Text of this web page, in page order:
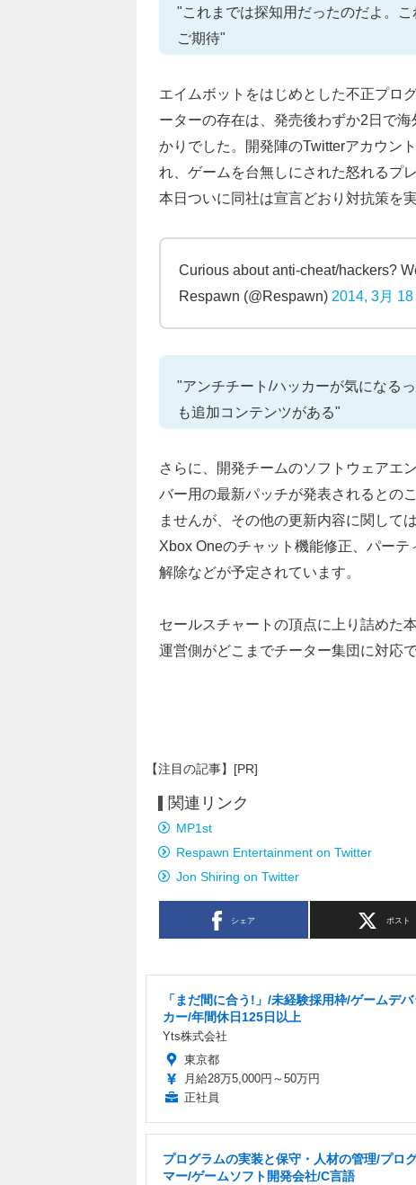
"これまでは探知用だったのだよ。
ご期待"
エイムボットをはじめとした不正プロ
ーターの存在は、発売後わずか2日で
かりでした。開発陣のTwitterアカウン
れ、ゲームを台無しにされた怒れるプ
本日ついに同社は宣言どおり対抗策を
Curious about anti-cheat/hackers?
Respawn (@Respawn) 2014, 3月 18
"アンチチート/ハッカーが気になる
も追加コンテンツがある"
さらに、開発チームのソフトウェアエ
バー用の最新パッチが発表されるとの
ませんが、その他の更新内容に関して
Xbox Oneのチャット機能修正、パー
解除などが予定されています。
セールスチャートの頂点に上り詰めた
運営側がどこまでチーター集団に対応
【注目の記事】[PR]
関連リンク
MP1st
Respawn Entertainment on Twitter
Jon Shiring on Twitter
シェア ポスト
「まだ間に合う!」/未経験採用枠/ゲームデバ
カー/年間休日125日以上
Yts株式会社
東京都
月給28万5,000円～50万円
正社員
プログラムの実装と保守・人材の管理/プロ
マー/ゲームソフト開発会社/C言語